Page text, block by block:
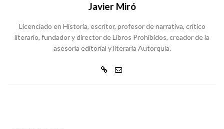
Javier Miró
Licenciado en Historia, escritor, profesor de narrativa, crítico
literario, fundador y director de Libros Prohibidos, creador de la
asesoría editorial y literaria Autorquía.